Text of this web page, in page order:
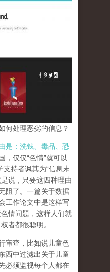
何处理恶劣的信息？
是：洗钱、毒品、恐
，仅仅“色情”就可以
持者讽其为“信息末
说，只要这四种理由
阻了。一篇关于数据
工作论文中是这样写
情问题，这样人们就
者都很聪明。
审查，比如说儿童色
西中过滤出关于儿童
必须监视每个人都在